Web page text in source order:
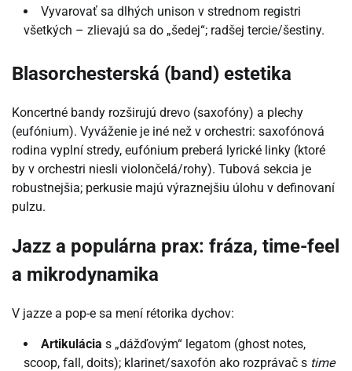
Vyvarovať sa dlhých unison v strednom registri
všetkých – zlievajú sa do „šedej“; radšej tercie/šestiny.
Blasorchesterská (band) estetika
Koncertné bandy rozširujú drevo (saxofóny) a plechy
(eufónium). Vyváženie je iné než v orchestri: saxofónová
rodina vyplní stredy, eufónium preberá lyrické linky (ktoré
by v orchestri niesli violončelá/rohy). Tubová sekcia je
robustnejšia; perkusie majú výraznejšiu úlohu v definovaní
pulzu.
Jazz a populárna prax: fráza, time-feel
a mikrodynamika
V jazze a pop-e sa mení rétorika dychov:
Artikulácia s „dážďovým“ legatom (ghost notes,
scoop, fall, doits); klarinet/saxofón ako rozprávač s time